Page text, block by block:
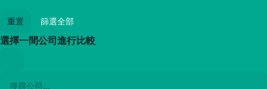
重置 篩選全部
選擇一間公司進行比較